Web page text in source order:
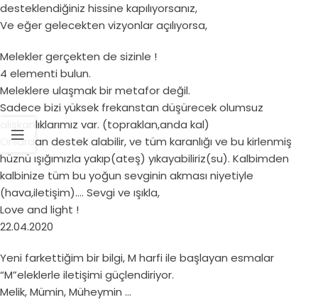
desteklendiğiniz hissine kapılıyorsanız,
Ve eğer gelecekten vizyonlar açılıyorsa,
Melekler gerçekten de sizinle !
4 elementi bulun.
Meleklere ulaşmak bir metafor değil.
Sadece bizi yüksek frekanstan düşürecek olumsuz
alışkanlıklarımız var. (topraklan,anda kal)
Onlardan destek alabilir, ve tüm karanlığı ve bu kirlenmiş
hüznü ışığımızla yakıp(ateş) yıkayabiliriz(su). Kalbimden
kalbinize tüm bu yoğun sevginin akması niyetiyle
(hava,iletişim)…. Sevgi ve ışıkla,
Love and light !
22.04.2020
Yeni farkettiğim bir bilgi, M harfi ile başlayan esmalar
“M”eleklerle iletişimi güçlendiriyor.
Melik, Mümin, Müheymin …